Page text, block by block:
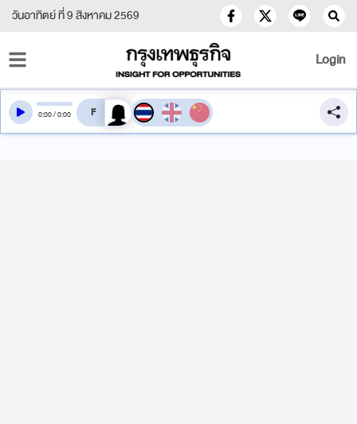
วันอาทิตย์ ที่ 9 สิงหาคม 2569
Login
0:00/0:00 สลับเสียงอ่าน